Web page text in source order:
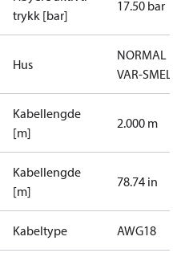
trykk [bar]
17.50 bar
Hus
NORMAL
VAR-SMELT
Kabellengde
[m]
2.000 m
Kabellengde
[m]
78.74 in
Kabeltype AWG18